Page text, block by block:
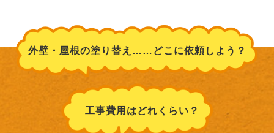
外壁・屋根の塗り替え……どこに依頼しよう？
工事費用はどれくらい？